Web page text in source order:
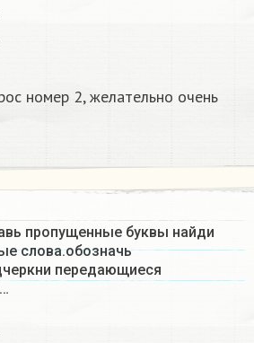
номер 2, желательно очень
пропущенные буквы найди
слова.обозначь
передающиеся